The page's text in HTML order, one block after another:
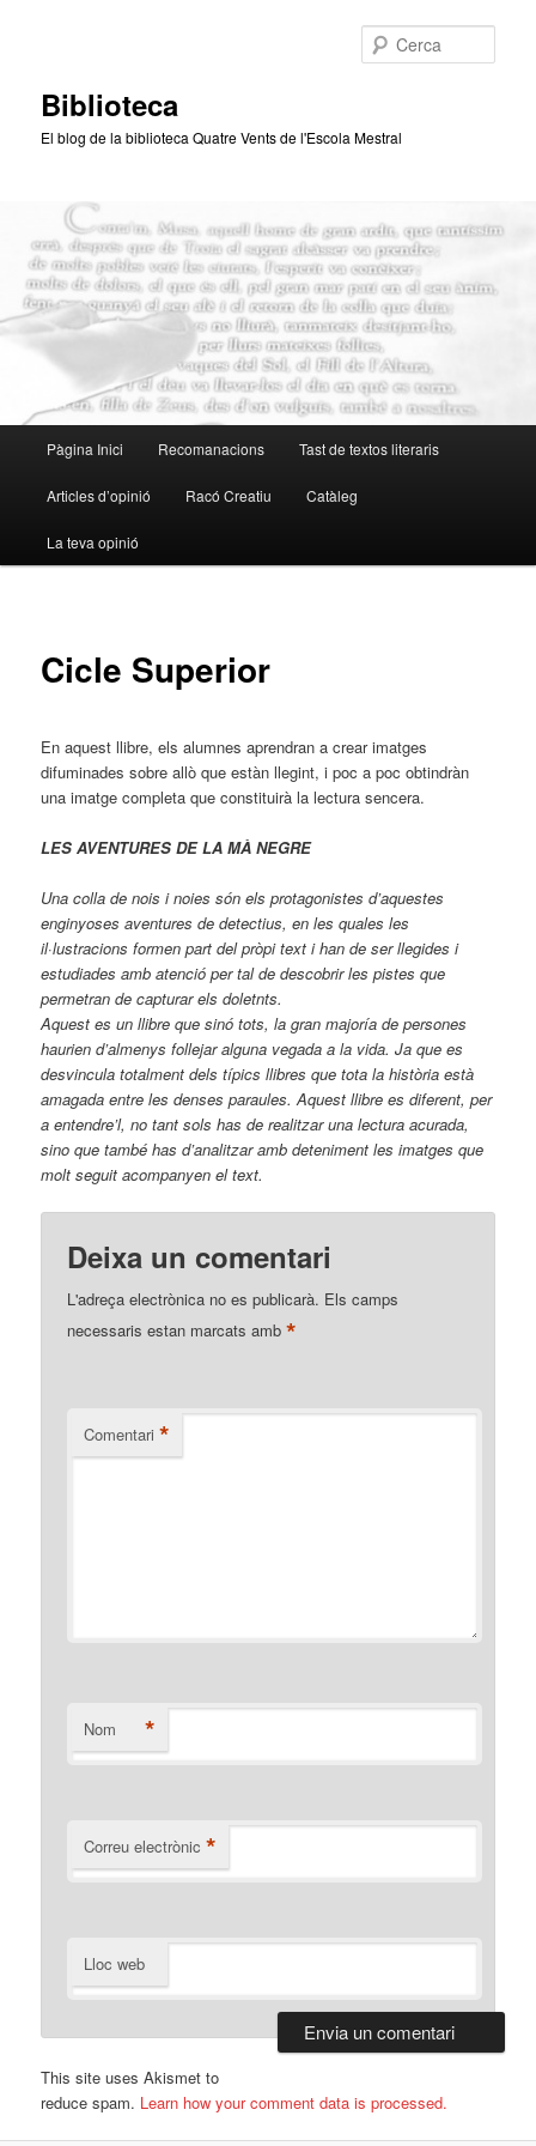
Biblioteca
El blog de la biblioteca Quatre Vents de l'Escola Mestral
principal
Pàgina Inici Recomanacions Tast de textos literaris
Articles d’opinió Racó Creatiu Catàleg
La teva opinió
Cicle Superior
En aquest llibre, els alumnes aprendran a crear imatges
difuminades sobre allò que estàn llegint, i poc a poc obtindràn
una imatge completa que constituirà la lectura sencera.
LES AVENTURES DE LA MÀ NEGRE
Una colla de nois i noies són els protagonistes d’aquestes
enginyoses aventures de detectius, en les quales les
il·lustracions formen part del pròpi text i han de ser llegides i
estudiades amb atenció per tal de descobrir les pistes que
permetran de capturar els doletnts.
Aquest es un llibre que sinó tots, la gran majoría de persones
haurien d’almenys follejar alguna vegada a la vida. Ja que es
desvincula totalment dels típics llibres que tota la història està
amagada entre les denses paraules. Aquest llibre es diferent, per
a entendre’l, no tant sols has de realitzar una lectura acurada,
sino que també has d’analitzar amb deteniment les imatges que
molt seguit acompanyen el text.
Deixa un comentari
L'adreça electrònica no es publicarà. Els camps
necessaris estan marcats amb*
Comentari *
Nom *
Correu electrònic *
Lloc web
This site uses Akismet to
reduce spam. Learn how your comment data is processed.